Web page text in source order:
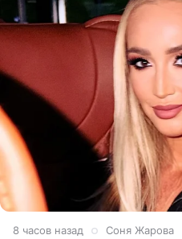
8 часов назад Соня Жарова